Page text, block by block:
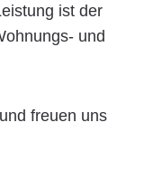
ist der
und
freuen uns